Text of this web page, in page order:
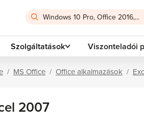
Szolgáltatások Viszonteladói
MS Office Office alkalmazások
2007